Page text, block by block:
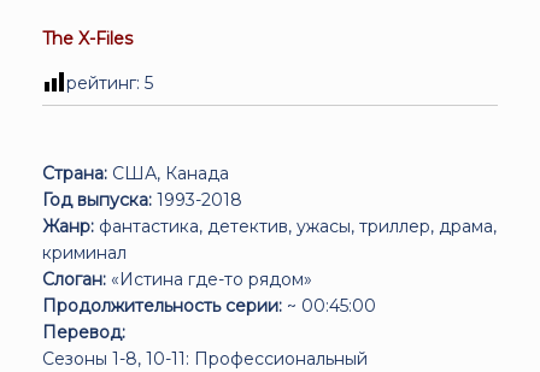
The X-Files
рейтинг: 5
Страна: США, Канада
Год выпуска: 1993-2018
Жанр: фантастика, детектив, ужасы, триллер, драма,
криминал
Слоган: «Истина где-то рядом»
Продолжительность серии: ~ 00:45:00
Перевод:
Сезоны 1-8, 10-11: Профессиональный